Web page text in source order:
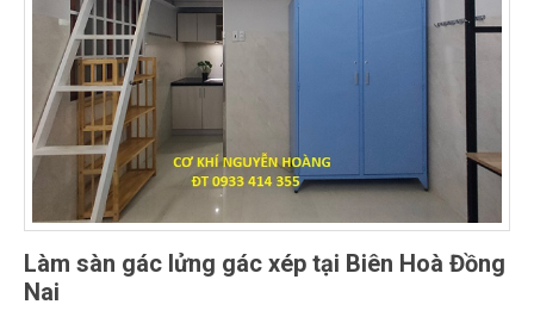
Làm sàn gác lửng gác xép tại Biên Hoà Đồng
Nai